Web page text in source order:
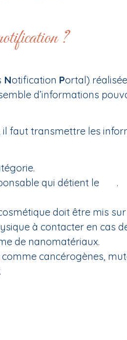
?
Notification Portal)
d’informations
il faut transmettre les
qui détient le
.
doit être mis
à contacter en cas
de nanomatériaux.
cancérogènes,